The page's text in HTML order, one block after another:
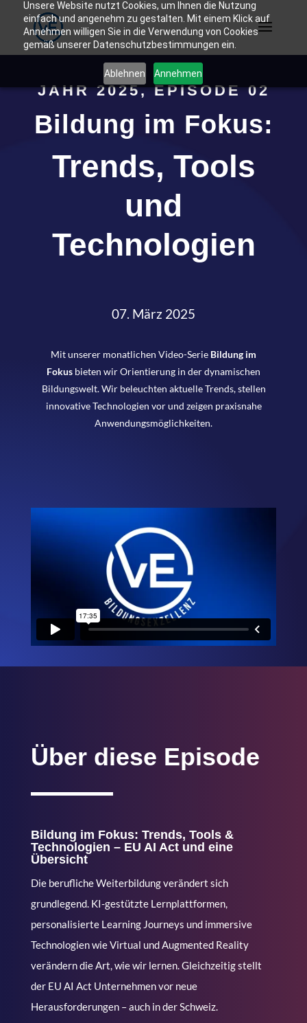
Unsere Website nutzt Cookies, um Ihnen die Nutzung
einfach und angenehm zu gestalten. Mit einem Klick auf
Annehmen willigen Sie in die Verwendung von Cookies
gemäß unserer Datenschutzbestimmungen ein.
Ablehnen Annehmen
JAHR 2025, EPISODE 02
Bildung im Fokus:
Trends, Tools
und
Technologien
07. März 2025
Mit unserer monatlichen Video-Serie Bildung im
Fokus bieten wir Orientierung in der dynamischen
Bildungswelt. Wir beleuchten aktuelle Trends, stellen
innovative Technologien vor und zeigen praxisnahe
Anwendungsmöglichkeiten.
Über diese Episode
Bildung im Fokus: Trends, Tools &
Technologien – EU AI Act und eine
Übersicht
Die berufliche Weiterbildung verändert sich
grundlegend. KI-gestützte Lernplattformen,
personalisierte Learning Journeys und immersive
Technologien wie Virtual und Augmented Reality
verändern die Art, wie wir lernen. Gleichzeitig stellt
der EU AI Act Unternehmen vor neue
Herausforderungen – auch in der Schweiz.